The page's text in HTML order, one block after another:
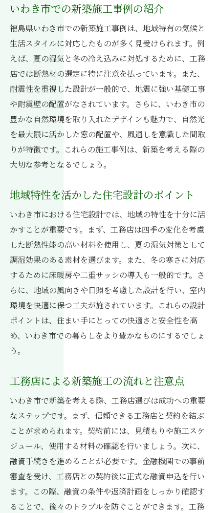
いわき市での新築施工事例の紹介
福島県いわき市での新築施工事例は、地域特有の気候と
生活スタイルに対応したものが多く見受けられます。例
えば、夏の湿気と冬の冷え込みに対処するために、工務
店では断熱材の選定に特に注意を払っています。また、
耐震性を重視した設計が一般的で、地震に強い基礎工事
や耐震壁の配置がなされています。さらに、いわき市の
豊かな自然環境を取り入れたデザインも魅力で、自然光
を最大限に活かした窓の配置や、風通しを意識した間取
りが特徴です。これらの施工事例は、新築を考える際の
大切な参考となるでしょう。
地域特性を活かした住宅設計のポイント
いわき市における住宅設計では、地域の特性を十分に活
かすことが重要です。まず、工務店は四季の変化を考慮
した断熱性能の高い材料を使用し、夏の湿気対策として
調湿効果のある素材を選びます。また、冬の寒さに対応
するために床暖房や二重サッシの導入も一般的です。さ
らに、地域の風向きや日照を考慮した設計を行い、室内
環境を快適に保つ工夫が施されています。これらの設計
ポイントは、住まい手にとっての快適さと安全性を高
め、いわき市での暮らしをより豊かなものにするでしょ
う。
工務店による新築施工の流れと注意点
いわき市で新築を考える際、工務店選びは成功への重要
なステップです。まず、信頼できる工務店と契約を結ぶ
ことが求められます。契約前には、見積もりや施工スケ
ジュール、使用する材料の確認を行いましょう。次に、
融資手続きを進めることが必要です。金融機関での事前
審査を受け、工務店との契約後に正式な融資申込を行い
ます。この際、融資の条件や返済計画をしっかり確認す
ることで、後々のトラブルを防ぐことができます。工務